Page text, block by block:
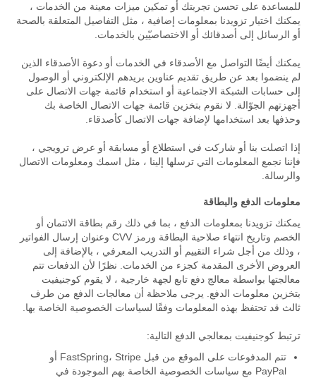
للمساعدة على تحسن تجربتك أو تمكين ميزات معينة من الخدمات ،
يمكنك اختيار تزويدنا بمعلومات إضافية ، مثل التفاصيل المتعلقة بالصحة
أو الرسائل إلى أصدقائك أو الاختصاصيّين بالخدمات.
يمكنك أيضًا التواصل مع الأصدقاء في الخدمات أو دعوة الأصدقاء الذين
لم ينضموا بعد عن طريق تقديم عناوين بريدهم الإلكتروني أو الوصول
إلى حسابات الشبكة الاجتماعية أو استخدام قائمة جهات الاتصال على
أجهزتهم الجوّالة. لا نقوم بتخزين قائمة جهات الاتصال الخاصة بك
وحذفها بعد استخدامها لإضافة جهات الاتصال كأصدقاء.
إذا اتصلت بنا أو شاركت في استطلاع أو مسابقة أو عرض ترويجي ،
فإننا نجمع المعلومات التي ترسلها إلينا ، مثل اسمك ومعلومات الاتصال
والرسالة.
معلومات الدفع والبطاقة
يمكنك تزويدنا بمعلومات الدفع ، بما في ذلك رقم بطاقة الائتمان أو
الخصم وتاريخ انتهاء صلاحية البطاقة ورمز CVV وعنوان إرسال الفواتير
، وذلك من أجل شراء التقييم أو التدريب المعرفي ، بالإضافة إلى
العروض الأخرى المقدمة كجزء من الخدمات. نظرًا لأن الدفعات تتم
معالجتها بواسطة معالج دفع تابع لجهة خارجية ، لا يقوم كوجنيفيت
بتخزين معلومات الدفع. يرجى ملاحظة أن معالجات الدفع من طرف
ثالث قد تحتفظ بهذه المعلومات وفقًا لسياسات الخصوصية الخاصة بها.
ترتبط كوجنيفيت بمعالجي الدفع التالية:
تتم المدفوعات على الموقع من قبل FastSpring، Stripe أو
PayPal مع سياسات الخصوصية الخاصة بهم الموجودة في